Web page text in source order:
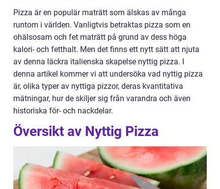
Pizza är en populär maträtt som älskas av många
runtom i världen. Vanligtvis betraktas pizza som en
ohälsosam och fet maträtt på grund av dess höga
kalori- och fetthalt. Men det finns ett nytt sätt att njuta
av denna läckra italienska skapelse nyttig pizza. I
denna artikel kommer vi att undersöka vad nyttig pizza
är, olika typer av nyttiga pizzor, deras kvantitativa
mätningar, hur de skiljer sig från varandra och även
historiska för- och nackdelar.
Översikt av Nyttig Pizza